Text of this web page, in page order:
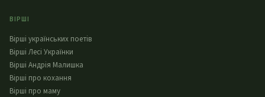
ВІРШІ
Вірші українських поетів
Вірші Лесі Українки
Вірші Андрія Малишка
Вірші про кохання
Вірші про маму